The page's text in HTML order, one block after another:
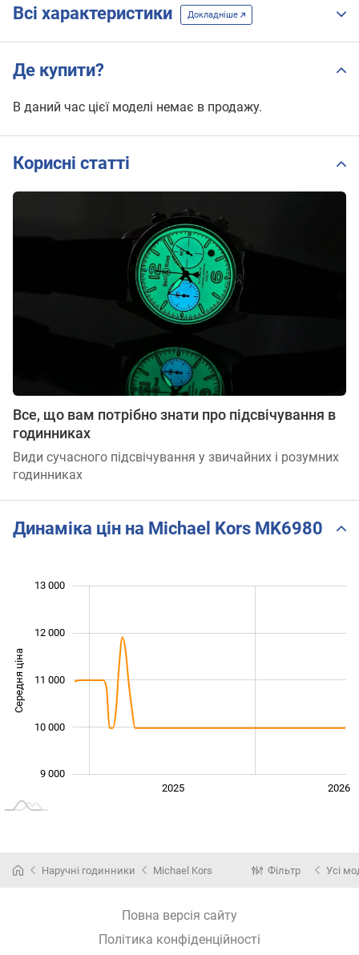
Всі характеристики Докладніше
Де купити?
В даний час цієї моделі немає в продажу.
Корисні статті
Все, що вам потрібно знати про підсвічування в
годинниках
Види сучасного підсвічування у звичайних і розумних
годинниках
Динаміка цін на Michael Kors MK6980
Середня ціна 10 000
9 000
10 000
11 000
12 000
13 000
2025 2026
Наручні годинники Michael Kors Фільтр Усі
Повна версія сайту
Політика конфіденційності